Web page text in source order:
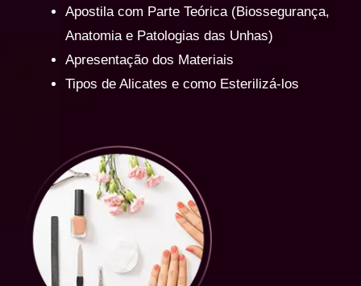
Apostila com Parte Teórica (Biossegurança,
Anatomia e Patologias das Unhas)
Apresentação dos Materiais
Tipos de Alicates e como Esterilizá-los